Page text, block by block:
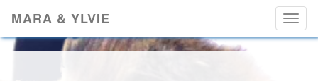
main
content
MARA & YLVIE